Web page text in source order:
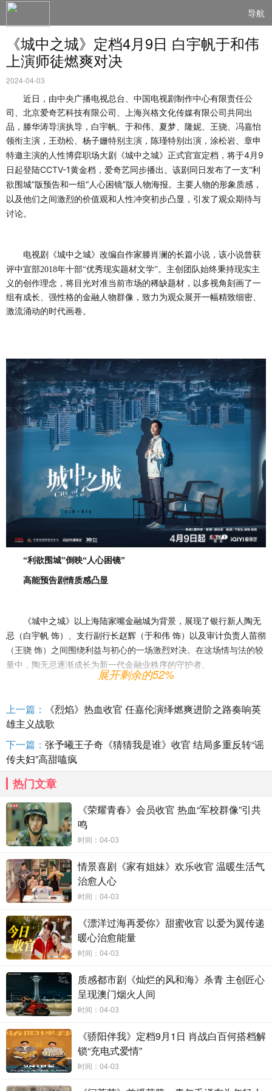
导航
《城中之城》定档4月9日 白宇帆于和伟
上演师徒燃爽对决
2024-04-03
近日，由中央广播电视总台、中国电视剧制作中心有限责任公
司、北京爱奇艺科技有限公司、上海兴格文化传媒有限公司共同出
品，滕华涛导演执导，白宇帆、于和伟、夏梦、隆妮、王骁、冯嘉怡
领衔主演，王劲松、杨子姗特别主演，陈瑾特别出演，涂松岩、章申
特邀主演的人性博弈职场大剧
《城中之城》正式官宣定档，将于4月9
日起登陆CCTV-1黄金档，爱奇艺同步播出。该剧同日发布了一支“利
欲围城”版预告和一组“人心困镜”版人物海报。主要人物的形象质感，
以及他们之间激烈的价值观和人性冲突初步凸显，引发了观众期待与
讨论。
电视剧《城中之城》改编自作家滕肖澜的长篇小说，该小说曾获
评中宣部2018年十部“优秀现实题材文学”。主创团队始终秉持现实主
义的创作理念，将目光对准当前市场的稀缺题材，以多视角刻画了一
组有成长、强性格的金融人物群像，致力为观众展开一幅精致细密、
激流涌动的时代画卷。
“利欲围城”倒映“人心困镜”
高能预告剧情质感凸显
《城中之城》以上海陆家嘴金融城为背景，展现了银行新人陶无
忌（白宇帆 饰）、支行副行长赵辉（于和伟 饰）以及审计负责人苗彻
（王骁 饰）之间围绕利益与初心的一场激烈对决。在这场情与法的较
量中，陶无忌逐渐成长为新一代金融业秩序的守护者。
峥嵘。预告开篇陶无忌“想让这些大人物看到我的优秀，想让他们带着
我在这座金融城扎下根，一步一步地往上走”的自白，呈现出年轻人对
前辈的仰慕和成长路上的不懈追求。“白衬衫”与“黑衬衫”，彰显了清浊
善恶之间的分明界限，但随后金融从业者们“九正一邪”的抉择、信托
基金投资人“没有攻不下的金山”的承诺，以及来自利益和人情的诱
惑，反复考验着每个人对初心与良善的坚守。另一方面，陶无忌和赵
辉之间的关系也从追随欣赏变成背道而驰，两人间“我就是想扳倒
您”和“你到底是想秉公还是徇私”“你那么确定能扳倒我？”的对弈，揭
示师徒二人的交锋一触即发。
执念如倒影般呈现在画面中。主要角色一一亮相，或意气风发，或纠
结困惑，每个人都面临着心中困局，也都以各自不同的姿态加以应
对，丰富多彩的高质感人物群像凸显，令人期待他们在故事中的经历
人性博弈切入金融新议题
实力主创集结打造大剧品质
除了汇聚白宇帆、于和伟领衔的一众优秀演员，《城中之城》同
样集结了一批优秀创作者组成主创阵容，为剧集品质奠定坚实基础。
导演滕华涛在近30年的从业生涯中，凭借对当代生活多面的描绘，以
及对前沿社会议题的敏锐感知，打造出《双面胶》《蜗居》《裸婚时
展开剩余的52%
上一篇：
《烈焰》热血收官 任嘉伦演绎燃爽进阶之路奏响英
雄主义战歌
下一篇： 张予曦王子奇《猜猜我是谁》收官 结局多重反转“谣
传夫妇”高甜嗑疯
热门文章
《荣耀青春》会员收官 热血“军校群像”引共
鸣
时间：04-03
情景喜剧《家有姐妹》欢乐收官 温暖生活气
治愈人心
时间：04-03
《漂洋过海再爱你》甜蜜收官 以爱为翼传递
暖心治愈能量
时间：04-03
质感都市剧《灿烂的风和海》杀青 主创匠心
呈现澳门烟火人间
时间：04-03
《骄阳伴我》定档9月1日 肖战白百何搭档解
锁“充电式爱情”
时间：04-03